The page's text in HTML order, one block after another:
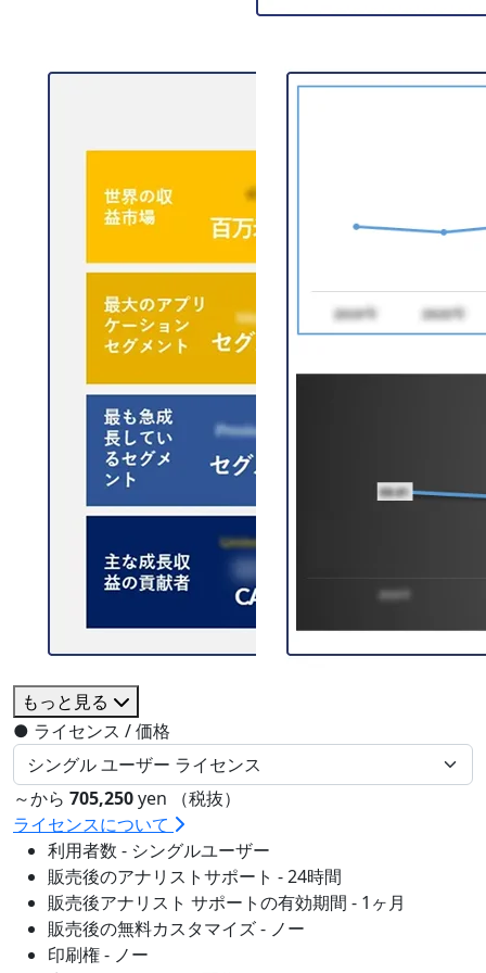
もっと見る
● ライセンス / 価格
～から 705,250yen （税抜）
ライセンスについて
利用者数 - シングルユーザー
販売後のアナリストサポート - 24時間
販売後アナリスト サポートの有効期間 - 1ヶ月
販売後の無料カスタマイズ - ノー
印刷権 - ノー